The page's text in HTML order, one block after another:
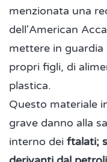
menzionata una
dell'American
mettere in guardia
propri figli, di
plastica.
Questo materiale
grave danno alla
interno dei ftalati;